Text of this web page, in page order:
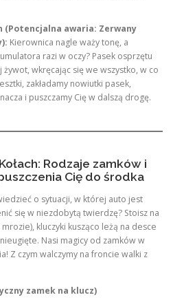
(Potencjalna awaria: Zerwany
Kierownica nagle waży tonę, a
razi w oczy? Pasek osprzętu
żywot, wkręcając się we wszystko, w co
zakładamy nowiutki pasek,
i puszczamy Cię w dalszą drogę.
Rodzaje zamków i
Cię do środka
o sytuacji, w której auto jest
się w niezdobytą twierdzę? Stoisz na
kluczyki kusząco leżą na desce
Nasi magicy od zamków w
Z czym walczymy na froncie walki z
zamek na klucz)